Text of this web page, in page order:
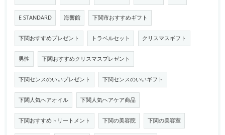
E STANDARD 海響館 下関市おすすめギフト
下関おすすめプレゼント トラベルセット クリスマスギフト
男性 下関おすすめクリスマスプレゼント
下関センスのいいプレゼント 下関センスのいいギフト
下関人気ヘアオイル 下関人気ヘアケア商品
下関おすすめトリートメント 下関の美容院 下関の美容室